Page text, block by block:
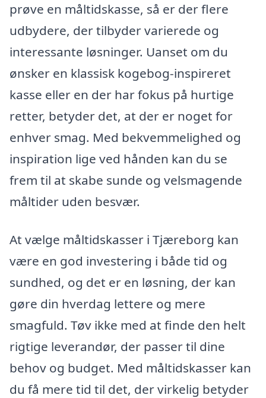
prøve en måltidskasse, så er der flere
udbydere, der tilbyder varierede og
interessante løsninger. Uanset om du
ønsker en klassisk kogebog-inspireret
kasse eller en der har fokus på hurtige
retter, betyder det, at der er noget for
enhver smag. Med bekvemmelighed og
inspiration lige ved hånden kan du se
frem til at skabe sunde og velsmagende
måltider uden besvær.
At vælge måltidskasser i Tjæreborg kan
være en god investering i både tid og
sundhed, og det er en løsning, der kan
gøre din hverdag lettere og mere
smagfuld. Tøv ikke med at finde den helt
rigtige leverandør, der passer til dine
behov og budget. Med måltidskasser kan
du få mere tid til det, der virkelig betyder